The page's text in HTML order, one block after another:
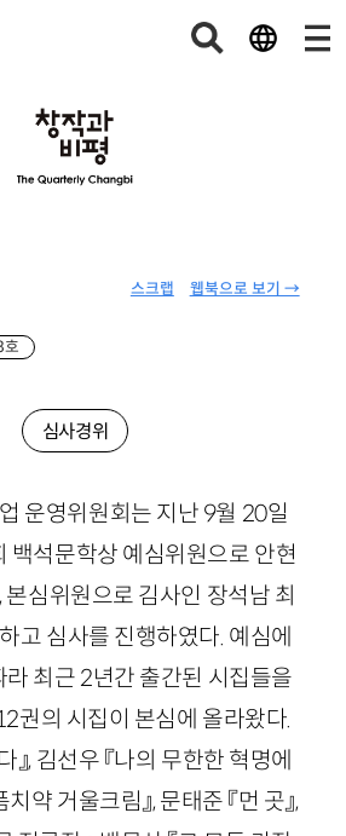
웹북으로 보기 →
스크랩
호
심사경위
운영위원회는 지난 9월 20일
백석문학상 예심위원으로 안현
본심위원으로 김사인 장석남 최
고 심사를 진행하였다. 예심에
라 최근 2년간 출간된 시집들을
권의 시집이 본심에 올라왔다.
』, 김선우 『나의 무한한 혁명에
치약 거울크림』, 문태준 『먼 곳』,